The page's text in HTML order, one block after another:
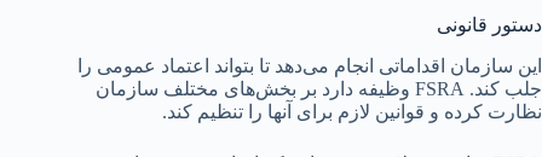
دستور قانونی
این سازمان اقداماتی انجام می‌دهد تا بتواند اعتماد عمومی را
جلب کند. FSRA وظیفه دارد بر بخش‌های مختلف سازمان
نظارت کرده و قوانین لازم برای آنها را تنظیم کند.